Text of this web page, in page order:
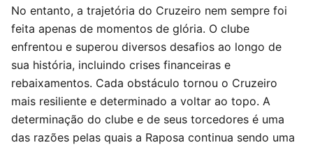
No entanto, a trajetória do Cruzeiro nem sempre foi
feita apenas de momentos de glória. O clube
enfrentou e superou diversos desafios ao longo de
sua história, incluindo crises financeiras e
rebaixamentos. Cada obstáculo tornou o Cruzeiro
mais resiliente e determinado a voltar ao topo. A
determinação do clube e de seus torcedores é uma
das razões pelas quais a Raposa continua sendo uma